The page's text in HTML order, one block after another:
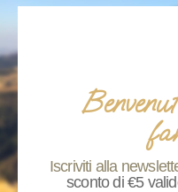
Iscriviti alla
sconto di €5